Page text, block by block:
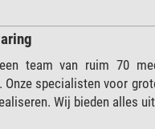
team van ruim 70
Onze specialisten voor
Wij bieden alles